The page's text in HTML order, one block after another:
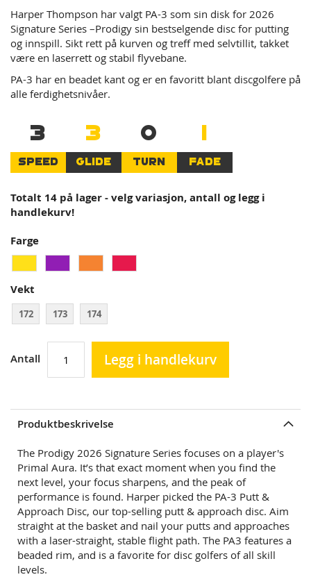
gallery
Harper Thompson har valgt PA-3 som sin disk for 2026
Signature Series –Prodigy sin bestselgende disc for putting
og innspill. Sikt rett på kurven og treff med selvtillit, takket
være en laserrett og stabil flyvebane.
PA-3 har en beadet kant og er en favoritt blant discgolfere på
alle ferdighetsnivåer.
3
SPEED
3
GLIDE
0
TURN
1
FADE
Totalt 14 på lager - velg variasjon, antall og legg i
handlekurv!
Farge
Vekt
172 173 174
Antall Legg i handlekurv
Produktbeskrivelse
The Prodigy 2026 Signature Series focuses on a player's
Primal Aura. It’s that exact moment when you find the
next level, your focus sharpens, and the peak of
performance is found. Harper picked the PA-3 Putt &
Approach Disc, our top-selling putt & approach disc. Aim
straight at the basket and nail your putts and approaches
with a laser-straight, stable flight path. The PA3 features a
beaded rim, and is a favorite for disc golfers of all skill
levels.